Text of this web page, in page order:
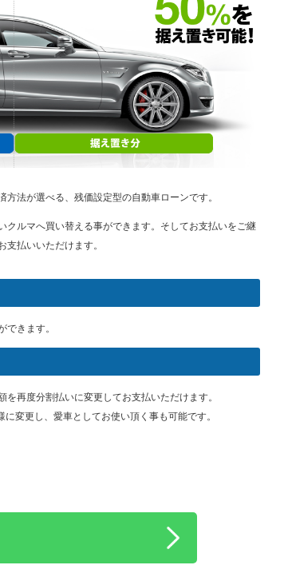
法が選べる、残価設定型の自動車ローンです。
クルマへ買い替える事ができます。そしてお支払いをご継
払いいただけます。
きます。
再度分割払いに変更してお支払いただけます。
変更し、愛車としてお使い頂く事も可能です。